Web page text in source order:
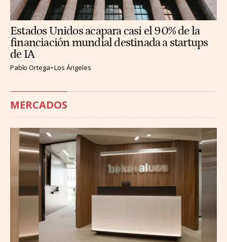
Estados Unidos acapara casi el 90% de la
financiación mundial destinada a startups
de IA
Pablo Ortega Los Ángeles
MERCADOS